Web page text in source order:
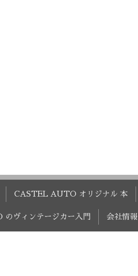
CASTEL AUTO オリジナル 本
ヴィンテージカー入門 会社情報